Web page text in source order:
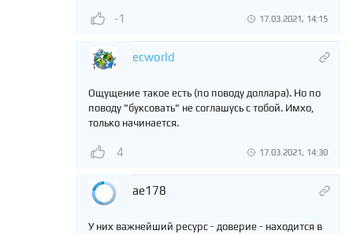
-1 17.03.2021, 14:15
ecworld
Ощущение такое есть (по поводу доллара). Но по
поводу "буксовать" не соглашусь с тобой. Имхо,
только начинается.
4 17.03.2021, 14:30
ae178
У них важнейший ресурс - доверие - находится в